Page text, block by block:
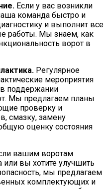
Если у вас возникли
команда быстро и
и выполнит все
работы. Мы знаем, как
ворот в
Регулярное
мероприятия
поддержании
Мы предлагаем планы
проверку и
смазку, замену
оценку состояния
вашим воротам
или вы хотите улучшить
мы предлагаем
комплектующих и